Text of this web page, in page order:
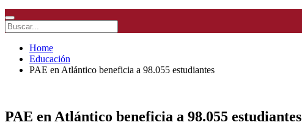
Home
Educación
PAE en Atlántico beneficia a 98.055 estudiantes
PAE en Atlántico beneficia a 98.055 estudiantes